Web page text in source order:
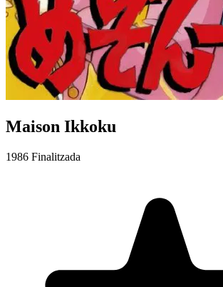
Maison Ikkoku
1986 Finalitzada